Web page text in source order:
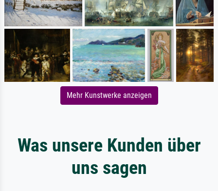
Mehr Kunstwerke anzeigen
Was unsere Kunden über
uns sagen